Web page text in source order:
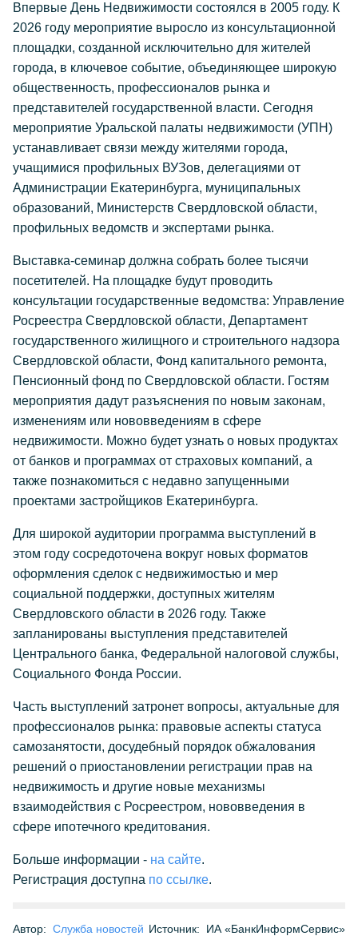
Впервые День Недвижимости состоялся в 2005 году. К
2026 году мероприятие выросло из консультационной
площадки, созданной исключительно для жителей
города, в ключевое событие, объединяющее широкую
общественность, профессионалов рынка и
представителей государственной власти. Сегодня
мероприятие Уральской палаты недвижимости (УПН)
устанавливает связи между жителями города,
учащимися профильных ВУЗов, делегациями от
Администрации Екатеринбурга, муниципальных
образований, Министерств Свердловской области,
профильных ведомств и экспертами рынка.
Выставка-семинар должна собрать более тысячи
посетителей. На площадке будут проводить
консультации государственные ведомства: Управление
Росреестра Свердловской области, Департамент
государственного жилищного и строительного надзора
Свердловской области, Фонд капитального ремонта,
Пенсионный фонд по Свердловской области. Гостям
мероприятия дадут разъяснения по новым законам,
изменениям или нововведениям в сфере
недвижимости. Можно будет узнать о новых продуктах
от банков и программах от страховых компаний, а
также познакомиться с недавно запущенными
проектами застройщиков Екатеринбурга.
Для широкой аудитории программа выступлений в
этом году сосредоточена вокруг новых форматов
оформления сделок с недвижимостью и мер
социальной поддержки, доступных жителям
Свердловского области в 2026 году. Также
запланированы выступления представителей
Центрального банка, Федеральной налоговой службы,
Социального Фонда России.
Часть выступлений затронет вопросы, актуальные для
профессионалов рынка: правовые аспекты статуса
самозанятости, досудебный порядок обжалования
решений о приостановлении регистрации прав на
недвижимость и другие новые механизмы
взаимодействия с Росреестром, нововведения в
сфере ипотечного кредитования.
Больше информации - на сайте.
Регистрация доступна по ссылке.
Автор: Служба новостей Источник: ИА «БанкИнформСервис»